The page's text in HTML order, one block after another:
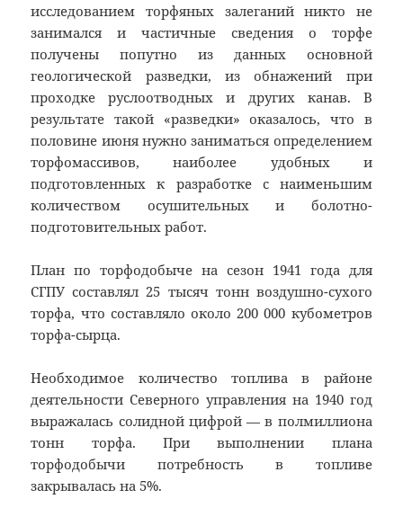
исследованием торфяных залеганий никто не
занимался и частичные сведения о торфе
получены попутно из данных основной
геологической разведки, из обнажений при
проходке руслоотводных и других канав. В
результате такой «разведки» оказалось, что в
половине июня нужно заниматься определением
торфомассивов, наиболее удобных и
подготовленных к разработке с наименьшим
количеством осушительных и болотно-
подготовительных работ.
План по торфодобыче на сезон 1941 года для
СГПУ составлял 25 тысяч тонн воздушно-сухого
торфа, что составляло около 200 000 кубометров
торфа-сырца.
Необходимое количество топлива в районе
деятельности Северного управления на 1940 год
выражалась солидной цифрой — в полмиллиона
тонн торфа. При выполнении плана
торфодобычи потребность в топливе
закрывалась на 5%.